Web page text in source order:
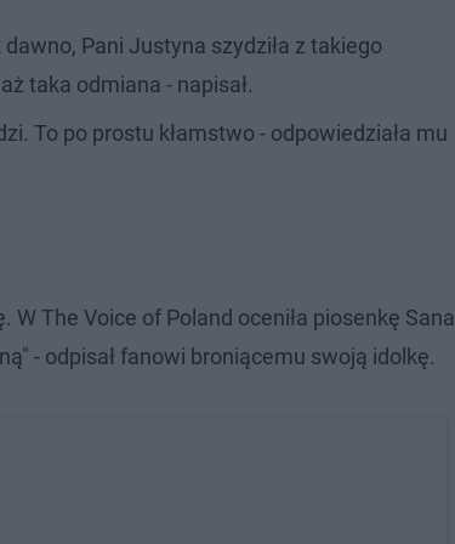
Pani Justyna szydziła z takiego
taka odmiana - napisał.
To po prostu kłamstwo - odpowiedziała mu
W The Voice of Poland oceniła piosenkę
- odpisał fanowi broniącemu swoją idolkę.